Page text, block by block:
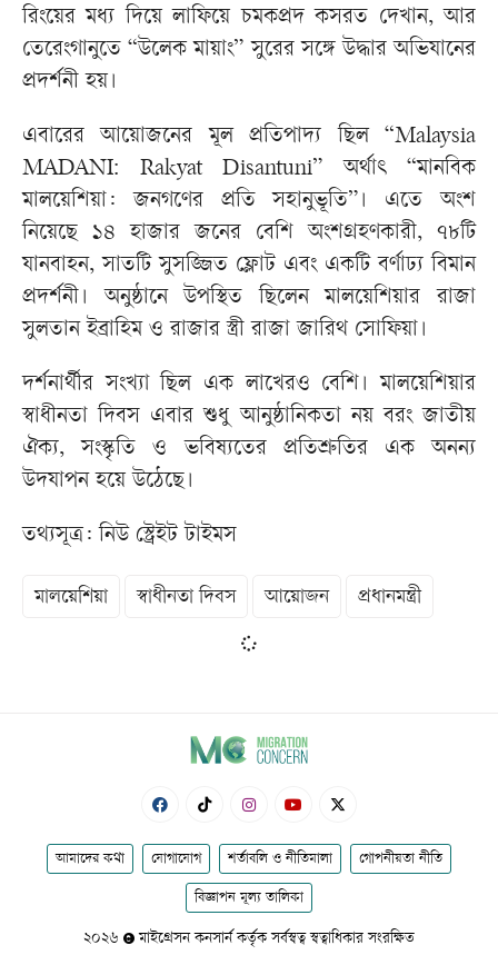
রিংয়ের মধ্য দিয়ে লাফিয়ে চমকপ্রদ কসরত দেখান, আর
তেরেংগানুতে “উলেক মায়াং” সুরের সঙ্গে উদ্ধার অভিযানের
প্রদর্শনী হয়।
এবারের আয়োজনের মূল প্রতিপাদ্য ছিল “Malaysia
MADANI: Rakyat Disantuni” অর্থাৎ “মানবিক
মালয়েশিয়া: জনগণের প্রতি সহানুভূতি”। এতে অংশ
নিয়েছে ১৪ হাজার জনের বেশি অংশগ্রহণকারী, ৭৮টি
যানবাহন, সাতটি সুসজ্জিত ফ্লোট এবং একটি বর্ণাঢ্য বিমান
প্রদর্শনী। অনুষ্ঠানে উপস্থিত ছিলেন মালয়েশিয়ার রাজা
সুলতান ইব্রাহিম ও রাজার স্ত্রী রাজা জারিথ সোফিয়া।
দর্শনার্থীর সংখ্যা ছিল এক লাখেরও বেশি। মালয়েশিয়ার
স্বাধীনতা দিবস এবার শুধু আনুষ্ঠানিকতা নয় বরং জাতীয়
ঐক্য, সংস্কৃতি ও ভবিষ্যতের প্রতিশ্রুতির এক অনন্য
উদযাপন হয়ে উঠেছে।
তথ্যসূত্র: নিউ স্ট্রেইট টাইমস
মালয়েশিয়া স্বাধীনতা দিবস আয়োজন প্রধানমন্ত্রী
আমাদের কথা যোগাযোগ শর্তাবলি ও নীতিমালা গোপনীয়তা নীতি
বিজ্ঞাপন মূল্য তালিকা
২০২৬ মাইগ্রেসন কনসার্ন কর্তৃক সর্বস্বত্ব স্বত্বাধিকার সংরক্ষিত